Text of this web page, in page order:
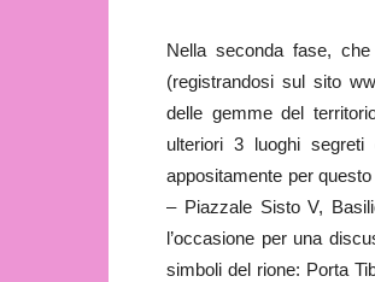
Nella seconda fase,
(registrandosi sul sito
delle gemme del
ulteriori 3 luoghi segreti
appositamente per
– Piazzale Sisto V,
l’occasione per una
simboli del rione: Porta